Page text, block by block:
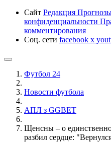
Сайт Редакция
конфиденциальности
комментирования
Соц. сети facebook x
Футбол 24
Новости футбола
АПЛ з GGBET
Щенсны – о
разбил сердце: